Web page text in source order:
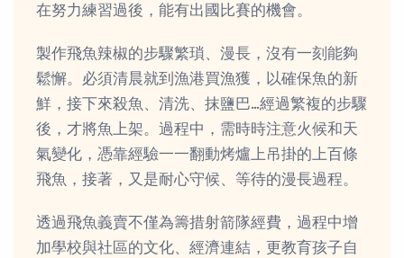
在努力練習過後，能有出國比賽的機會。
製作飛魚辣椒的步驟繁瑣、漫長，沒有一刻能夠
鬆懈。必須清晨就到漁港買漁獲，以確保魚的新
鮮，接下來殺魚、清洗、抹鹽巴…經過繁複的步驟
後，才將魚上架。過程中，需時時注意火候和天
氣變化，憑靠經驗一一翻動烤爐上吊掛的上百條
飛魚，接著，又是耐心守候、等待的漫長過程。
透過飛魚義賣不僅為籌措射箭隊經費，過程中增
加學校與社區的文化、經濟連結，更教育孩子自